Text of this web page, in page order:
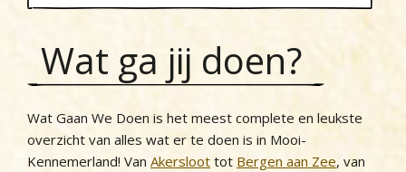
Wat ga jij doen?
Wat Gaan We Doen is het meest complete en leukste
overzicht van alles wat er te doen is in Mooi-
Kennemerland! Van Akersloot tot Bergen aan Zee, van